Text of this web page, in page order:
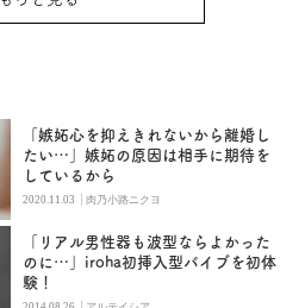
「嫉妬心を抑えきれないから離婚し
たい…」嫉妬の原因は相手に期待を
しているから
2020.11.03 |肉乃小路ニクヨ
「リアル男性器も波型ならよかった
のに…」iroha初挿入型バイブを初体
験！